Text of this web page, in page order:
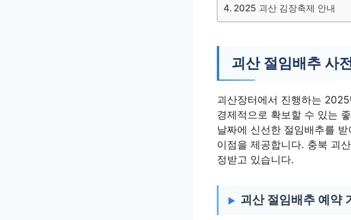
2025 괴산 김장축제 안내
괴산 절임배추 사
괴산장터에서 진행하는
경제적으로 확보할 수 있는
날짜에 신선한 절임배추를
이점을 제공합니다. 충북 괴
정받고 있습니다.
괴산 절임배추 예약